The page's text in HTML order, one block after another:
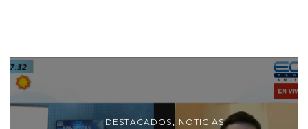
DESTACADOS, NOTICIAS